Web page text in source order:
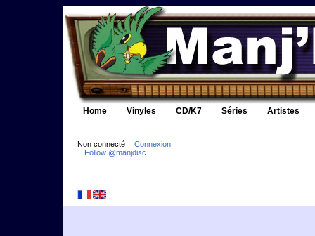
Home Vinyles CD/K7 Séries Artistes
Non connecté
Connexion
Follow @manjdisc